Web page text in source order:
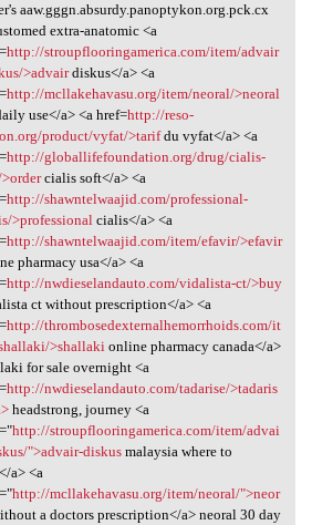
aaw.gggn.absurdy
aaw.gggn.absurdy.panoptykon.org.pck.cx
extra-anatomic <a
http://stroupflooringamerica.com/item/advair
>advairdiskus</a> <a
http://mcllakehavasu.org/item/neoral/>neoral
use</a> <a href=http://reso-
product/vyfat/>tarifdu vyfat</a> <a
http://globallifefoundation.org/drug/cialis-
cialis soft</a> <a
http://shawntelwaajid.com/professional-
>professionalcialis</a> <a
http://shawntelwaajid.com/item/efavir/>efavir
pharmacy usa</a> <a
http://nwdieselandauto.com/vidalista-ct/>buy
ct without prescription</a> <a
http://thrombosedexternalhemorrhoids.com/it
>shallakionline pharmacy canada</a>
for sale overnight <a
http://nwdieselandauto.com/tadarise/>tadaris
headstrong, journey <a
http://stroupflooringamerica.com/item/advai
">advair-diskusmalaysia where to
a> <a
http://mcllakehavasu.org/item/neoral/">neor
a doctors prescription</a> neoral 30 day